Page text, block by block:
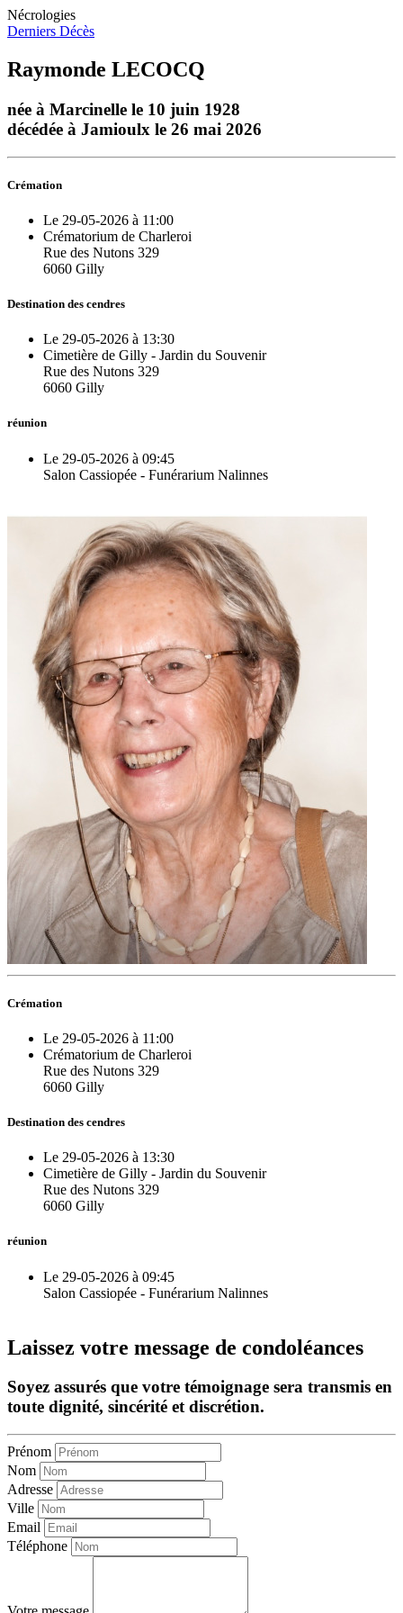
Nécrologies
Derniers Décès
Raymonde LECOCQ
née à Marcinelle le 10 juin 1928
décédée à Jamioulx le 26 mai 2026
Crémation
Le 29-05-2026 à 11:00
Crématorium de Charleroi
Rue des Nutons 329
6060 Gilly
Destination des cendres
Le 29-05-2026 à 13:30
Cimetière de Gilly - Jardin du Souvenir
Rue des Nutons 329
6060 Gilly
réunion
Le 29-05-2026 à 09:45
Salon Cassiopée - Funérarium Nalinnes
Crémation
Le 29-05-2026 à 11:00
Crématorium de Charleroi
Rue des Nutons 329
6060 Gilly
Destination des cendres
Le 29-05-2026 à 13:30
Cimetière de Gilly - Jardin du Souvenir
Rue des Nutons 329
6060 Gilly
réunion
Le 29-05-2026 à 09:45
Salon Cassiopée - Funérarium Nalinnes
Laissez votre message de condoléances
Soyez assurés que votre témoignage sera transmis en
toute dignité, sincérité et discrétion.
Prénom
Nom
Adresse
Ville
Email
Téléphone